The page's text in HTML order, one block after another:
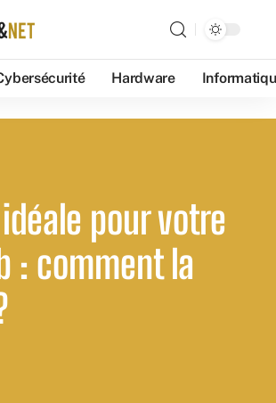
Hardware
pour votre
: comment la